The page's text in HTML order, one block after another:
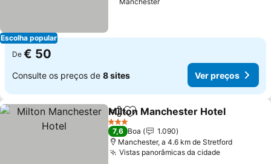
Escolha popular
De € 50
Consulte os preços de 8 sites Ver preços
PartilharAdicionar aos favoritos
Milton Manchester Hotel
3 Estrelas
7,6 Boa
1.090
Manchester, a 4.6 km de Stretford
Vistas panorâmicas da cidade